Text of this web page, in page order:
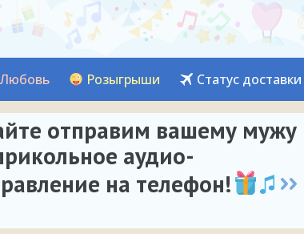
Любовь Розыгрыши Статус доставки
отправим вашему мужу
аудио-
на телефон!